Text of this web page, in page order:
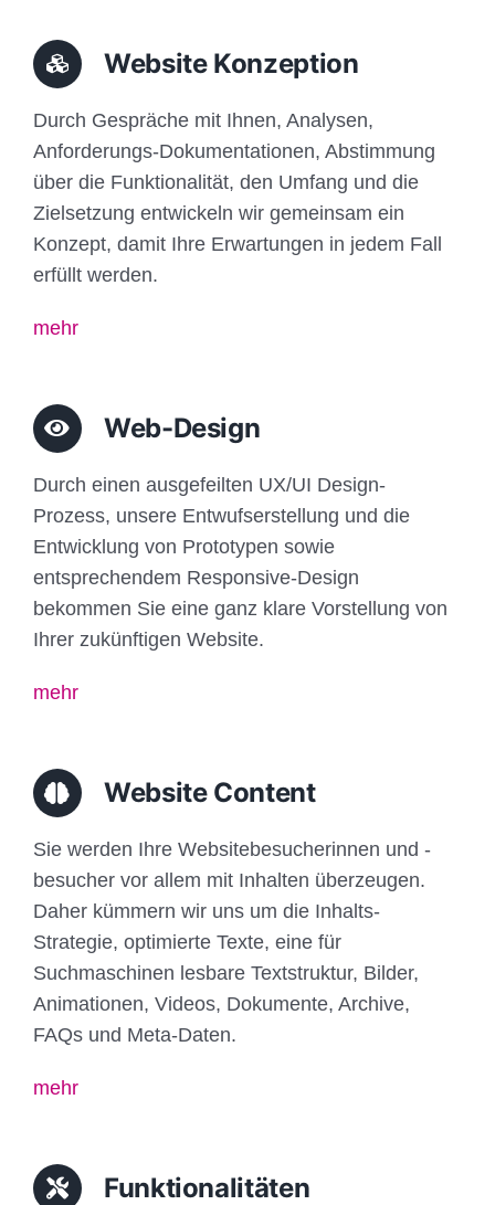
Website Konzeption
Durch Gespräche mit Ihnen, Analysen,
Anforderungs-Dokumentationen, Abstimmung
über die Funktionalität, den Umfang und die
Zielsetzung entwickeln wir gemeinsam ein
Konzept, damit Ihre Erwartungen in jedem Fall
erfüllt werden.
mehr
Web-Design
Durch einen ausgefeilten UX/UI Design-
Prozess, unsere Entwufserstellung und die
Entwicklung von Prototypen sowie
entsprechendem Responsive-Design
bekommen Sie eine ganz klare Vorstellung von
Ihrer zukünftigen Website.
mehr
Website Content
Sie werden Ihre Websitebesucherinnen und -
besucher vor allem mit Inhalten überzeugen.
Daher kümmern wir uns um die Inhalts-
Strategie, optimierte Texte, eine für
Suchmaschinen lesbare Textstruktur, Bilder,
Animationen, Videos, Dokumente, Archive,
FAQs und Meta-Daten.
mehr
Funktionalitäten